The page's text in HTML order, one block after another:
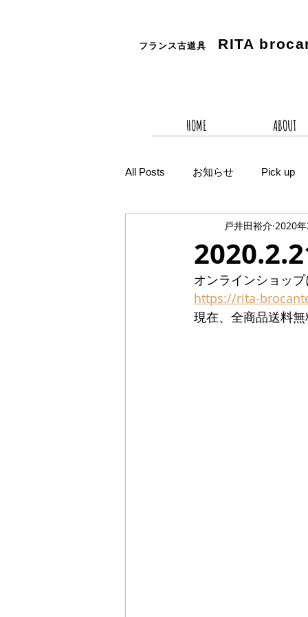
フランス古道具 RITA
HOME ABOUT
All Posts お知らせ Pick up
戸井田裕介 2020
オンラインショッ
https://rita-
現在、全商品送料